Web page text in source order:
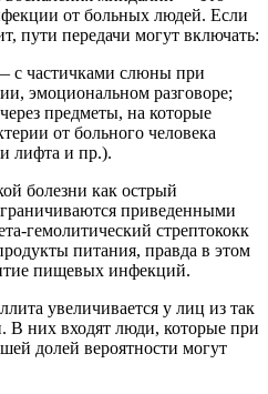
от больных людей. Если
пути передачи могут включать:
с частичками слюны при
эмоциональном разговоре;
предметы, на которые
от больного человека
лифта и пр.).
болезни как острый
приведенными
гемолитический стрептококк
питания, правда в этом
пищевых инфекций.
увеличивается у лиц из так
В них входят люди, которые при
долей вероятности могут